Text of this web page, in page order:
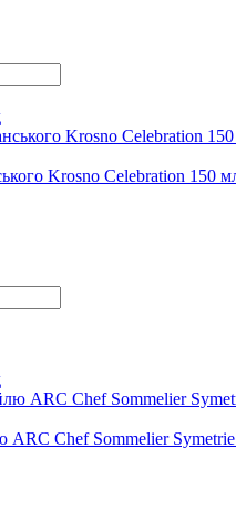
Krosno Celebration 150
ARC Chef Sommelier